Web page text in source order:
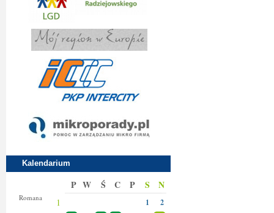
Kalendarium
Romana
P W Ś C P S N
1 1 2